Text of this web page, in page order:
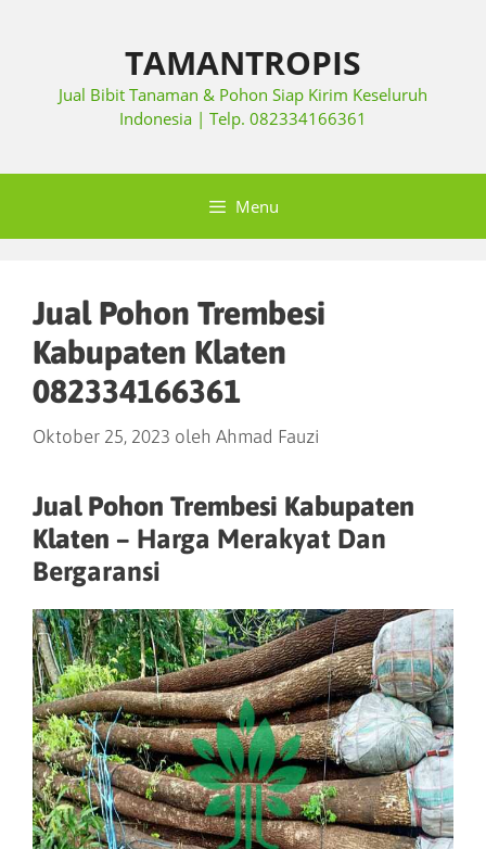
TAMANTROPIS
Jual Bibit Tanaman & Pohon Siap Kirim Keseluruh
Indonesia | Telp. 082334166361
Menu
Jual Pohon Trembesi
Kabupaten Klaten
082334166361
Oktober 25, 2023 oleh Ahmad Fauzi
Jual Pohon Trembesi Kabupaten
Klaten – Harga Merakyat Dan
Bergaransi